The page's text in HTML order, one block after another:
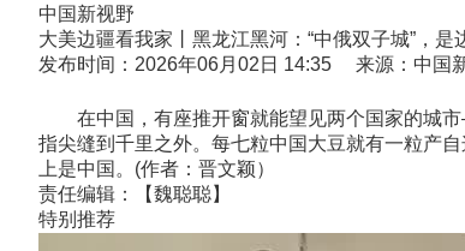
中国新视野
大美边疆看我家丨黑龙江黑河：“中俄双子城”，是
发布时间：2026年06月02日 14:35 来源：中国
在中国，有座推开窗就能望见两个国家的城市
指尖缝到千里之外。每七粒中国大豆就有一粒产
上是中国。(作者：晋文颖）
责任编辑：【魏聪聪】
特别推荐